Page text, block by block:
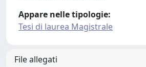
Appare nelle tipologie:
Tesi di laurea Magistrale
File allegati